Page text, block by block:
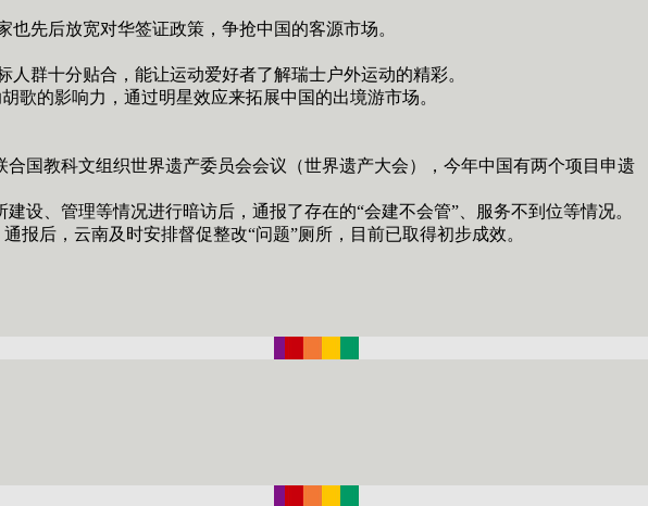
先后放宽对华签证政策，争抢中国的客源市场。
群十分贴合，能让运动爱好者了解瑞士户外运动的精彩。
的影响力，通过明星效应来拓展中国的出境游市场。
教科文组织世界遗产委员会会议（世界遗产大会），今年中国有两个项目申遗
、管理等情况进行暗访后，通报了存在的“会建不会管”、服务不到位等情况。
后，云南及时安排督促整改“问题”厕所，目前已取得初步成效。